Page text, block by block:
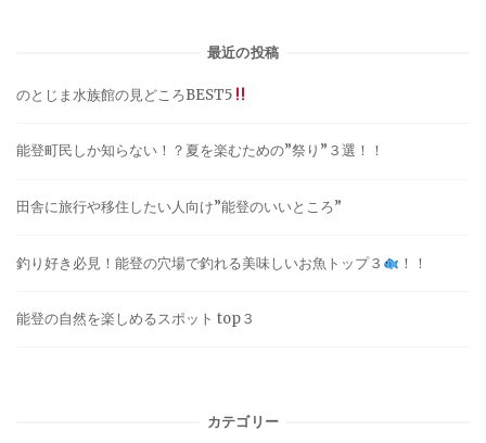
最近の投稿
のとじま水族館の見どころBEST5
能登町民しか知らない！？夏を楽むための”祭り”３選！！
田舎に旅行や移住したい人向け”能登のいいところ”
釣り好き必見！能登の穴場で釣れる美味しいお魚トップ３ ！！
能登の自然を楽しめるスポット top３
カテゴリー